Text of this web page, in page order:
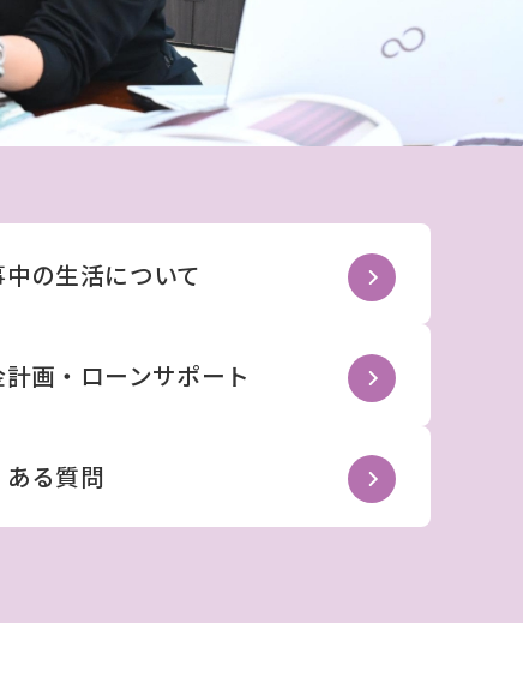
中の生活について
画・ローンサポート
ある質問